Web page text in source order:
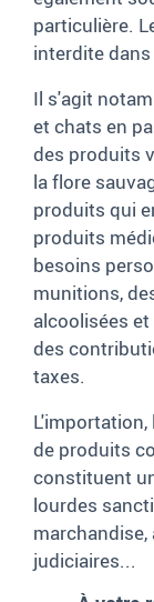
particulière.
interdite
Il s'agit
et chats en
des produits
la flore
produits qui
produits
besoins
munitions,
alcoolisées
des
taxes.
de produits
constituent
lourdes
judiciaires...